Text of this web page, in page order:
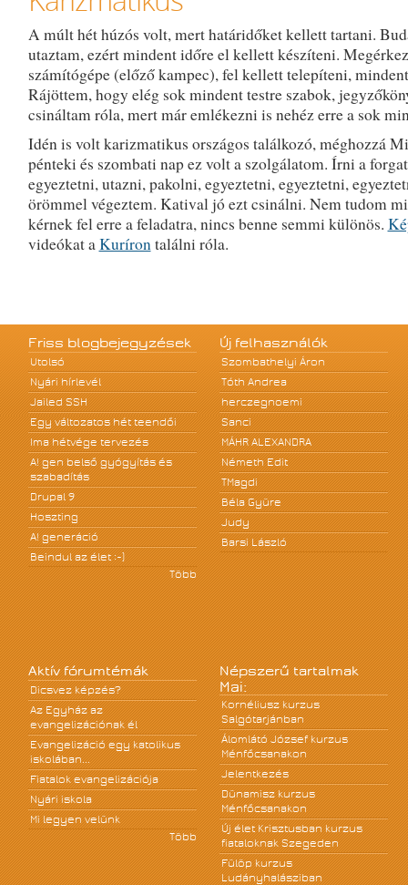
A múlt hét húzós volt, mert határidőket kellett tartani.
utaztam, ezért mindent időre el kellett készíteni.
számítógépe (előző kampec), fel kellett telepíteni,
Rájöttem, hogy elég sok mindent testre szabok,
csináltam róla, mert már emlékezni is nehéz erre a sok
Idén is volt karizmatikus országos találkozó, méghozzá
pénteki és szombati nap ez volt a szolgálatom. Írni a
egyeztetni, utazni, pakolni, egyeztetni, egyeztetni,
örömmel végeztem. Katival jó ezt csinálni. Nem tudom
kérnek fel erre a feladatra, nincs benne semmi különös.
videókat aKurírontalálni róla.
Friss blogbejegyzések
Utolsó
Nyári hírlevél
Jailed SSH
Egy változatos hét teendői
Ima hétvége tervezés
A! gen belső gyógyítás és
szabadítás
Drupal 9
Hoszting
A! generáció
Beindul az élet :-)
Több
Új felhasználók
Szombathelyi Áron
Tóth Andrea
herczegnoemi
Sanci
MÁHR ALEXANDRA
Németh Edit
TMagdi
Béla Gyüre
Judy
Barsi László
Aktív fórumtémák
Dicsvez képzés?
Az Egyház az
evangelizációnak él
Evangelizáció egy katolikus
iskolában...
Fiatalok evangelizációja
Nyári iskola
Mi legyen velünk
Több
Népszerű tartalmak
Mai:
Kornéliusz kurzus
Salgótarjánban
Álomlátó József kurzus
Ménfőcsanakon
Jelentkezés
Dünamisz kurzus
Ménfőcsanakon
Új élet Krisztusban kurzus
fiataloknak Szegeden
Fülöp kurzus
Ludányhalásziban